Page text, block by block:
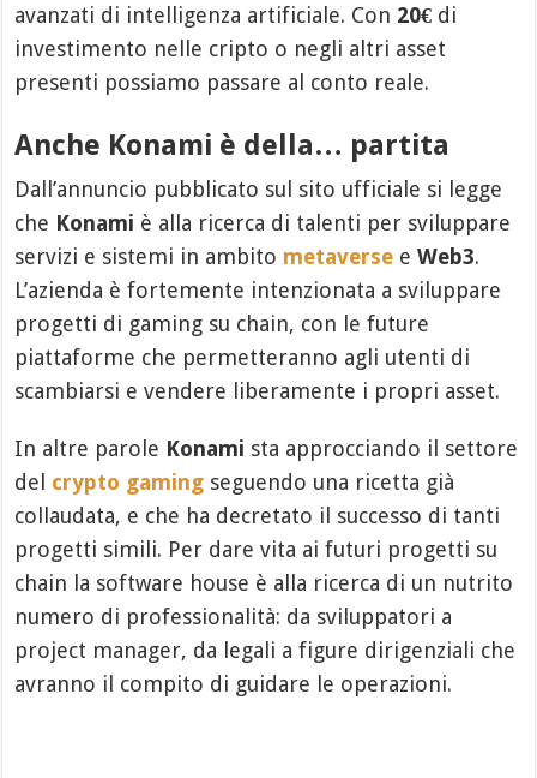
avanzati di intelligenza artificiale. Con 20€ di
investimento nelle cripto o negli altri asset
presenti possiamo passare al conto reale.
Anche Konami è della… partita
Dall’annuncio pubblicato sul sito ufficiale si legge
che Konami è alla ricerca di talenti per sviluppare
servizi e sistemi in ambito metaverse eWeb3.
L’azienda è fortemente intenzionata a sviluppare
progetti di gaming su chain, con le future
piattaforme che permetteranno agli utenti di
scambiarsi e vendere liberamente i propri asset.
In altre parole Konami sta approcciando il settore
del crypto gaming seguendo una ricetta già
collaudata, e che ha decretato il successo di tanti
progetti simili. Per dare vita ai futuri progetti su
chain la software house è alla ricerca di un nutrito
numero di professionalità: da sviluppatori a
project manager, da legali a figure dirigenziali che
avranno il compito di guidare le operazioni.